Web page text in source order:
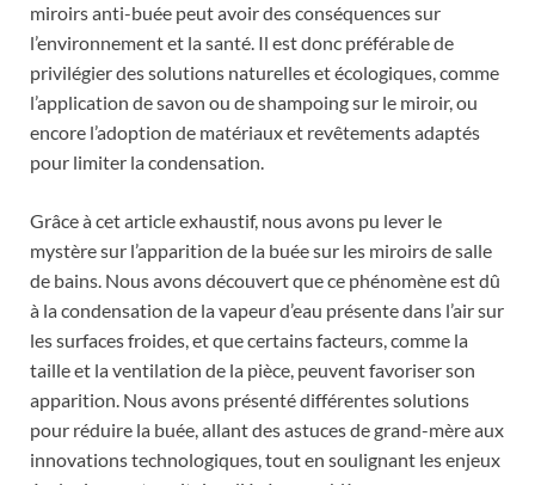
miroirs anti-buée peut avoir des conséquences sur
l’environnement et la santé. Il est donc préférable de
privilégier des solutions naturelles et écologiques, comme
l’application de savon ou de shampoing sur le miroir, ou
encore l’adoption de matériaux et revêtements adaptés
pour limiter la condensation.
Grâce à cet article exhaustif, nous avons pu lever le
mystère sur l’apparition de la buée sur les miroirs de salle
de bains. Nous avons découvert que ce phénomène est dû
à la condensation de la vapeur d’eau présente dans l’air sur
les surfaces froides, et que certains facteurs, comme la
taille et la ventilation de la pièce, peuvent favoriser son
apparition. Nous avons présenté différentes solutions
pour réduire la buée, allant des astuces de grand-mère aux
innovations technologiques, tout en soulignant les enjeux